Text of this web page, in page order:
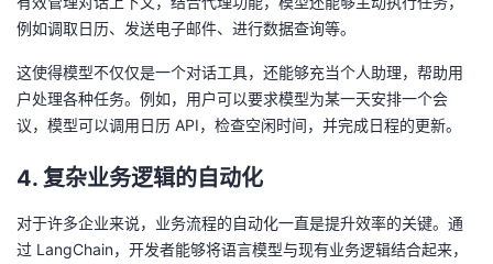
例如调取日历、发送电子邮件、进行数据查询等。
这使得模型不仅仅是一个对话工具，还能够充当个人助理，帮助用
户处理各种任务。例如，用户可以要求模型为某一天安排一个会
议，模型可以调用日历 API，检查空闲时间，并完成日程的更新。
4. 复杂业务逻辑的自动化
对于许多企业来说，业务流程的自动化一直是提升效率的关键。通
过 LangChain，开发者能够将语言模型与现有业务逻辑结合起来，